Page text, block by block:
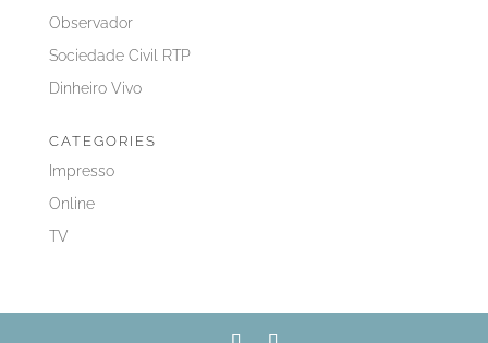
Observador
Sociedade Civil RTP
Dinheiro Vivo
CATEGORIES
Impresso
Online
TV